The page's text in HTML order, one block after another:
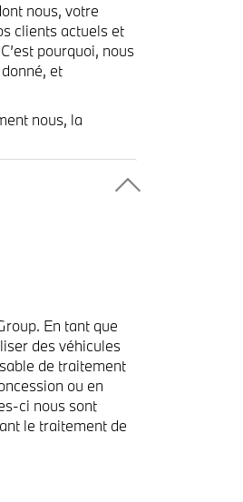
nous, votre
clients actuels et
pourquoi, nous
et
nous, la
En tant que
des véhicules
de traitement
ou en
ci nous sont
le traitement de